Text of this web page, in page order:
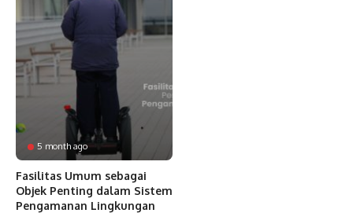
5 month ago
Fasilitas Umum sebagai
Objek Penting dalam Sistem
Pengamanan Lingkungan